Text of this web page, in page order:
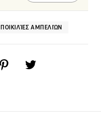
ΠΟΙΚΙΛΊΕΣ ΑΜΠΕΛΙΏΝ